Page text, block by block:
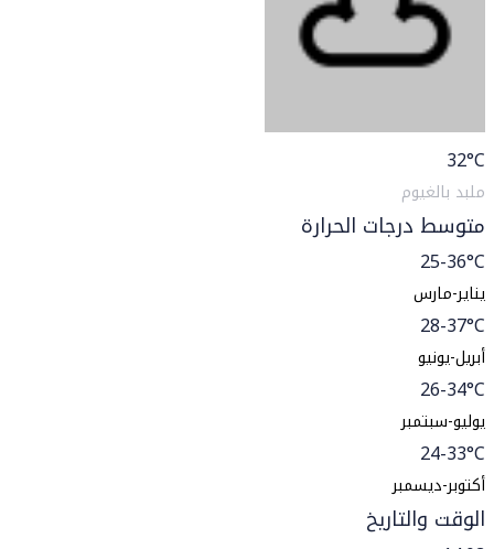
32°C
ملبد بالغيوم
متوسط درجات الحرارة
25-36°C
يناير-مارس
28-37°C
أبريل-يونيو
26-34°C
يوليو-سبتمبر
24-33°C
أكتوبر-ديسمبر
الوقت والتاريخ